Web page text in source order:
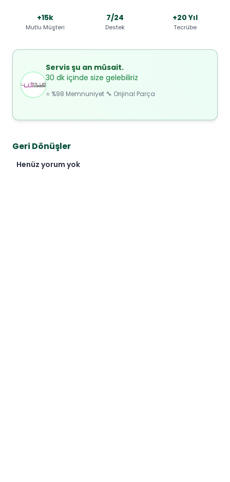
+15k
Mutlu Müşteri
7/24
Destek
+20 Yıl
Tecrübe
Servis şu an müsait.
30 dk içinde size gelebiliriz
⭐ %98 Memnuniyet 🔧 Orijinal Parça
Geri Dönüşler
Henüz yorum yok